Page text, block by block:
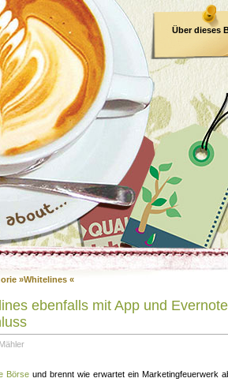
Über dieses
»Whitelines «
ebenfalls mit App und Evernote
Börse und brennt wie erwartet ein Marketingfeuerwerk